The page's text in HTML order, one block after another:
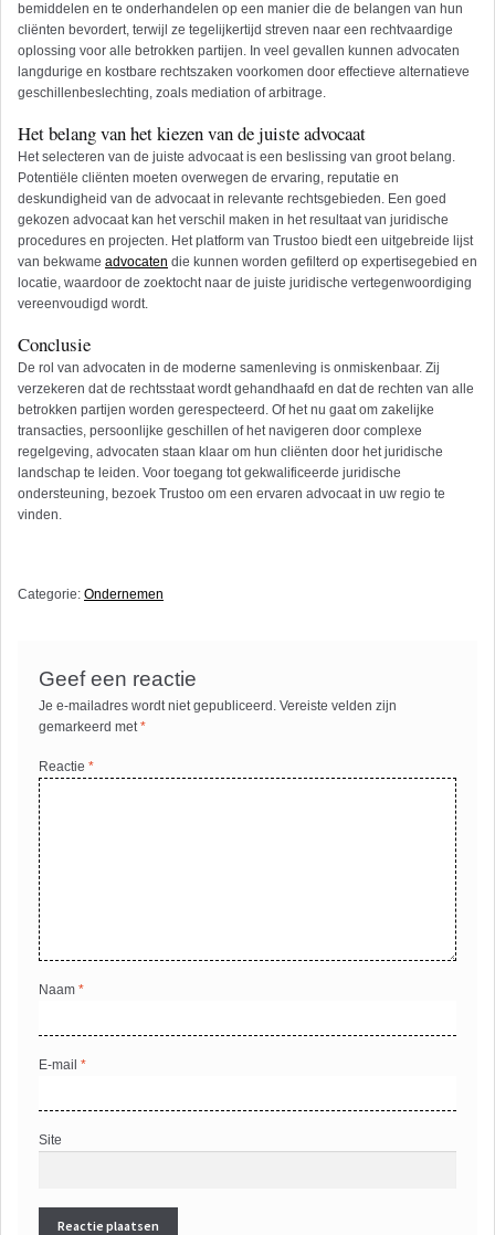
bemiddelen en te onderhandelen op een manier die de belangen van hun
cliënten bevordert, terwijl ze tegelijkertijd streven naar een rechtvaardige
oplossing voor alle betrokken partijen. In veel gevallen kunnen advocaten
langdurige en kostbare rechtszaken voorkomen door effectieve alternatieve
geschillenbeslechting, zoals mediation of arbitrage.
Het belang van het kiezen van de juiste advocaat
Het selecteren van de juiste advocaat is een beslissing van groot belang.
Potentiële cliënten moeten overwegen de ervaring, reputatie en
deskundigheid van de advocaat in relevante rechtsgebieden. Een goed
gekozen advocaat kan het verschil maken in het resultaat van juridische
procedures en projecten. Het platform van Trustoo biedt een uitgebreide lijst
van bekwame advocaten die kunnen worden gefilterd op expertisegebied en
locatie, waardoor de zoektocht naar de juiste juridische vertegenwoordiging
vereenvoudigd wordt.
Conclusie
De rol van advocaten in de moderne samenleving is onmiskenbaar. Zij
verzekeren dat de rechtsstaat wordt gehandhaafd en dat de rechten van alle
betrokken partijen worden gerespecteerd. Of het nu gaat om zakelijke
transacties, persoonlijke geschillen of het navigeren door complexe
regelgeving, advocaten staan klaar om hun cliënten door het juridische
landschap te leiden. Voor toegang tot gekwalificeerde juridische
ondersteuning, bezoek Trustoo om een ervaren advocaat in uw regio te
vinden.
Categorie: Ondernemen
Geef een reactie
Je e-mailadres wordt niet gepubliceerd. Vereiste velden zijn
gemarkeerd met*
Reactie*
Naam*
E-mail*
Site